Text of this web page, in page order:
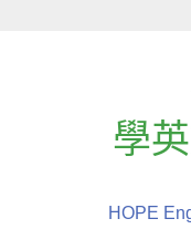
學
HOPE